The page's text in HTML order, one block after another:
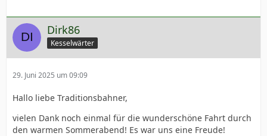
Dirk86
Kesselwärter
29. Juni 2025 um 09:09
Hallo liebe Traditionsbahner,
vielen Dank noch einmal für die wunderschöne Fahrt durch
den warmen Sommerabend! Es war uns eine Freude!